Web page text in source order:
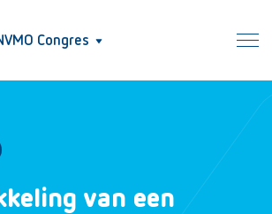
Congres
van een